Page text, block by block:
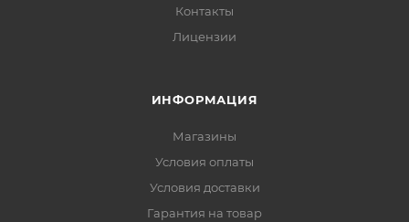
Контакты
Лицензии
ИНФОРМАЦИЯ
Магазины
Условия оплаты
Условия доставки
Гарантия на товар